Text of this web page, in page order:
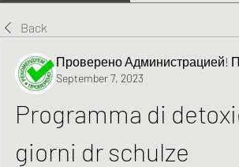
Back
Проверено Администрацией!
September 7, 2023
Programma di
giorni dr schulze